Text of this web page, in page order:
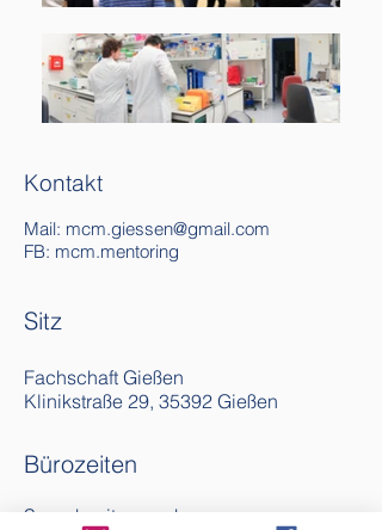
Kontakt
Mail: mcm.giessen@gmail.com
FB: mcm.mentoring
Sitz
Fachschaft Gießen
Klinikstraße 29, 35392 Gießen
Bürozeiten
Sprechzeiten nach